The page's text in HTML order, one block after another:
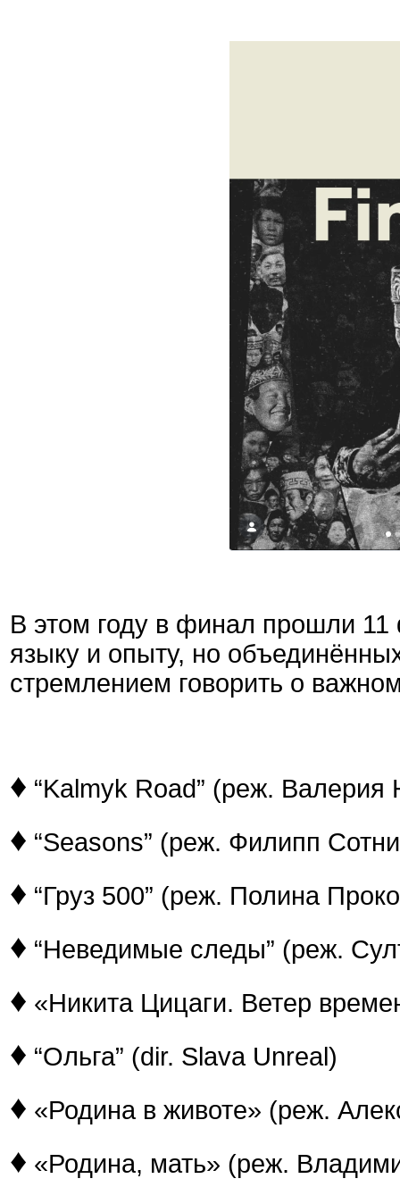
В этом году в финал прошли
языку и опыту, но
стремлением говорить о
♦ “Kalmyk Road” (реж. Валерия
♦ “Seasons” (реж. Филипп
♦ “Груз 500” (реж. Полина
♦ “Неведимые следы” (реж.
♦ «Никита Цицаги. Ветер
♦ “Ольга” (dir. Slava Unreal)
♦ «Родина в животе» (реж.
♦ «Родина, мать» (реж.